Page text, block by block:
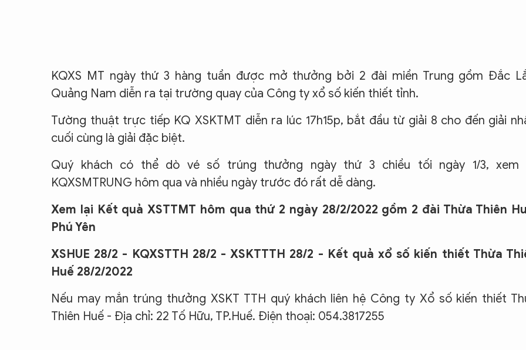
KQXS MT ngày thứ 3 hàng tuần được mở thưởng bởi 2 đài miền Trung gồm Đắc
Quảng Nam diễn ra tại trường quay của Công ty xổ số kiến thiết tỉnh.
Tường thuật trực tiếp KQ XSKTMT diễn ra lúc 17h15p, bắt đầu từ giải 8 cho đến giải
cuối cùng là giải đặc biệt.
Quý khách có thể dò vé số trúng thưởng ngày thứ 3 chiều tối ngày 1/3, xem
KQXSMTRUNG hôm qua và nhiều ngày trước đó rất dễ dàng.
Xem lại Kết quả XSTTMT hôm qua thứ 2 ngày 28/2/2022 gồm 2 đài Thừa Thiên
Phú Yên
XSHUE 28/2 - KQXSTTH 28/2 - XSKTTTH 28/2 - Kết quả xổ số kiến thiết Thừa
Huế 28/2/2022
Nếu may mắn trúng thưởng XSKT TTH quý khách liên hệ Công ty Xổ số kiến thiết
Thiên Huế - Địa chỉ: 22 Tố Hữu, TP.Huế. Điện thoại: 054.3817255